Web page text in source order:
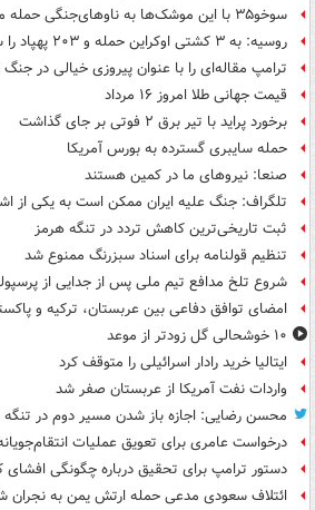
سوخو۳۵ با این موشک‌ها به ناوهای‌جنگی حمله می‌کند
روسیه: به ۳ کشتی اوکراین حمله و ۲۰۳ پهپاد را سرنگون کردیم
ترامپ مقاله‌ای را با عنوان پیروزی خیالی در جنگ
قیمت جهانی طلا امروز ۱۶ مرداد
برخورد پراید با تیر برق ۲ فوتی بر جای گذاشت
حمله سایبری گسترده به بورس آمریکا
صنعا: نیروهای ما در کمین‌ هستند
تلگراف: جنگ علیه ایران ممکن است به یکی از
ثبت تاریخی‌ترین کاهش تردد در تنگه هرمز
تنظیم قولنامه برای اسناد سبزرنگ ممنوع شد
شروع تلخ مدافع تیم ملی پس از جدایی از
امضای توافق دفاعی بین عربستان، ترکیه و
۱۰ خوشحالی گل زودتر از موعد
ایتالیا خرید رادار اسرائیلی را متوقف کرد
واردات نفت آمریکا از عربستان صفر شد
محسن رضایی: اجازه باز شدن مسیر دوم در تنگه
درخواست عامری برای تعویق عملیات
دستور ترامپ برای تحقیق درباره چگونگی
ائتلاف سعودی مدعی حمله ارتش یمن به نجران